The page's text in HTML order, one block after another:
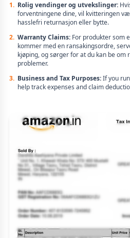
1. Rolig vendinger og utvekslinger:
forventningene dine, vil kvitteringen
hasslefri returnasjon eller bytte.
2. Warranty Claims: For produkter som
kommer med en ransakingsordre,
kjøping, og sørger for at du kan be
problemer.
3. Business and Tax Purposes:If you
help track expenses and claim